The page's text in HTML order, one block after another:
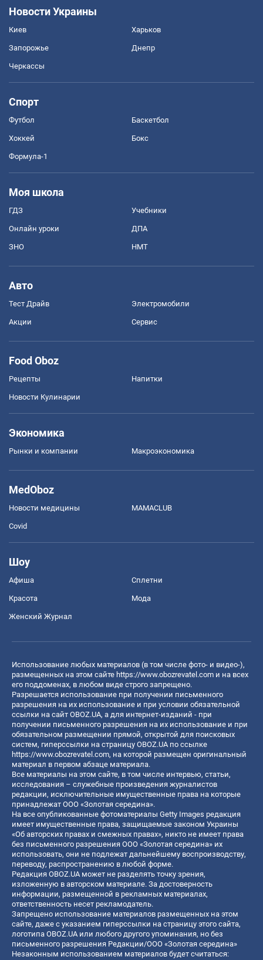
Новости Украины
Киев Харьков
Запорожье Днепр
Черкассы
Спорт
Футбол Баскетбол
Хоккей Бокс
Формула-1
Моя школа
ГДЗ Учебники
Онлайн уроки ДПА
ЗНО НМТ
Авто
Тест Драйв Электромобили
Акции Сервис
Food Oboz
Рецепты Напитки
Новости Кулинарии
Экономика
Рынки и компании Mакроэкономика
MedOboz
Новости медицины MAMACLUB
Covid
Шоу
Афиша Сплетни
Красота Мода
Женский Журнал
Использование любых материалов (в том числе фото- и видео-),
размещенных на этом сайте https://www.obozrevatel.com и на всех
его поддоменах, в любом виде строго запрещено.
Разрешается использование при получении письменного
разрешения на их использование и при условии обязательной
ссылки на сайт OBOZ.UA, а для интернет-изданий - при
получении письменного разрешения на их использование и при
обязательном размещении прямой, открытой для поисковых
систем, гиперссылки на страницу OBOZ.UA по ссылке
https://www.obozrevatel.com, на которой размещен оригинальный
материал в первом абзаце материала.
Все материалы на этом сайте, в том числе интервью, статьи,
исследования – служебные произведения журналистов
редакции, исключительные имущественные права на которые
принадлежат ООО «Золотая середина».
На все опубликованные фотоматериалы Getty Images редакция
имеет имущественные права, защищаемые законом Украины
«Об авторских правах и смежных правах», никто не имеет права
без письменного разрешения ООО «Золотая середина» их
использовать, они не подлежат дальнейшему воспроизводству,
переводу, распространению в любой форме.
Редакция OBOZ.UA может не разделять точку зрения,
изложенную в авторском материале. За достоверность
информации, размещенной в рекламных материалах,
ответственность несет рекламодатель.
Запрещено использование материалов размещенных на этом
сайте, даже с указанием гиперссылки на страницу этого сайта,
логотипа OBOZ.UA или любого другого упоминания, но без
письменного разрешения Редакции/ООО «Золотая середина»
Незаконным использованием материалов будет считаться: